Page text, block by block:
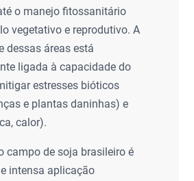
o manejo fitossanitário
vegetativo e reprodutivo. A
dessas áreas está
ligada à capacidade do
estresses bióticos
e plantas daninhas) e
calor).
campo de soja brasileiro é
intensa aplicação